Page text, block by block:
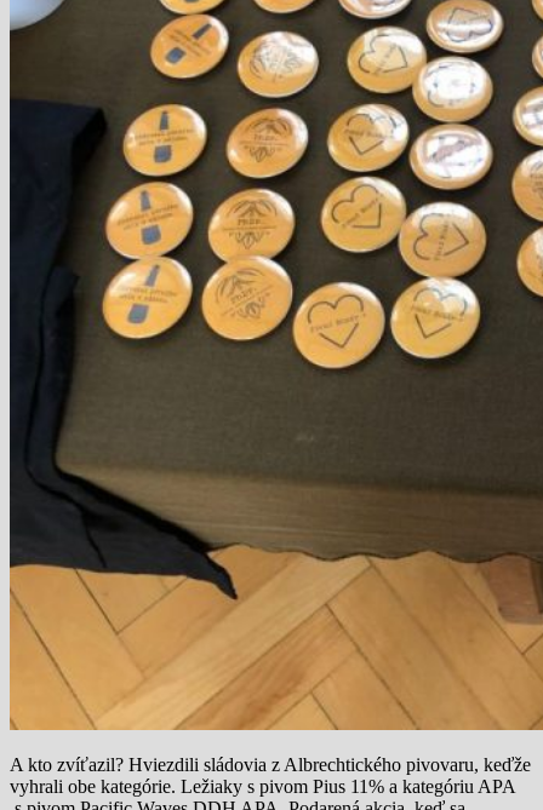
A kto zvíťazil? Hviezdili sládovia z Albrechtického pivovaru, keďže
vyhrali obe kategórie. Ležiaky s pivom Pius 11% a kategóriu APA